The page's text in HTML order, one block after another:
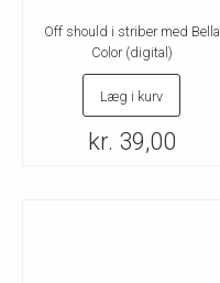
Off should i striber med Bella
Color (digital)
Læg i kurv
kr. 39,00